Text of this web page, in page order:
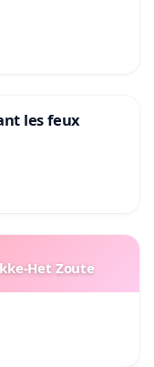
les feux
Het Zoute